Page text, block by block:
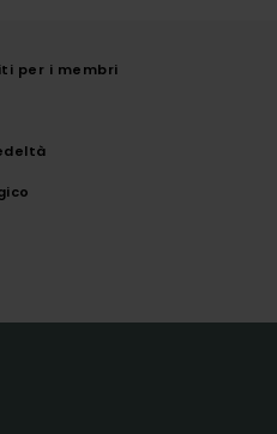
per i membri